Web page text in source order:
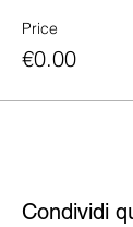
Price
€0.00
Condividi